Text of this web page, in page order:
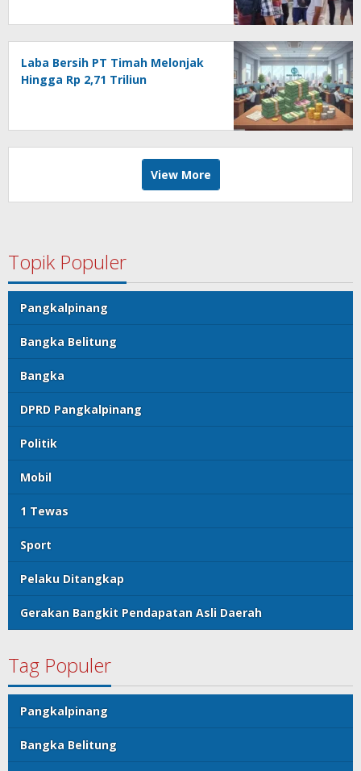
Laba Bersih PT Timah Melonjak
Hingga Rp 2,71 Triliun
View More
Topik Populer
Pangkalpinang
Bangka Belitung
Bangka
DPRD Pangkalpinang
Politik
Mobil
1 Tewas
Sport
Pelaku Ditangkap
Gerakan Bangkit Pendapatan Asli Daerah
Tag Populer
Pangkalpinang
Bangka Belitung